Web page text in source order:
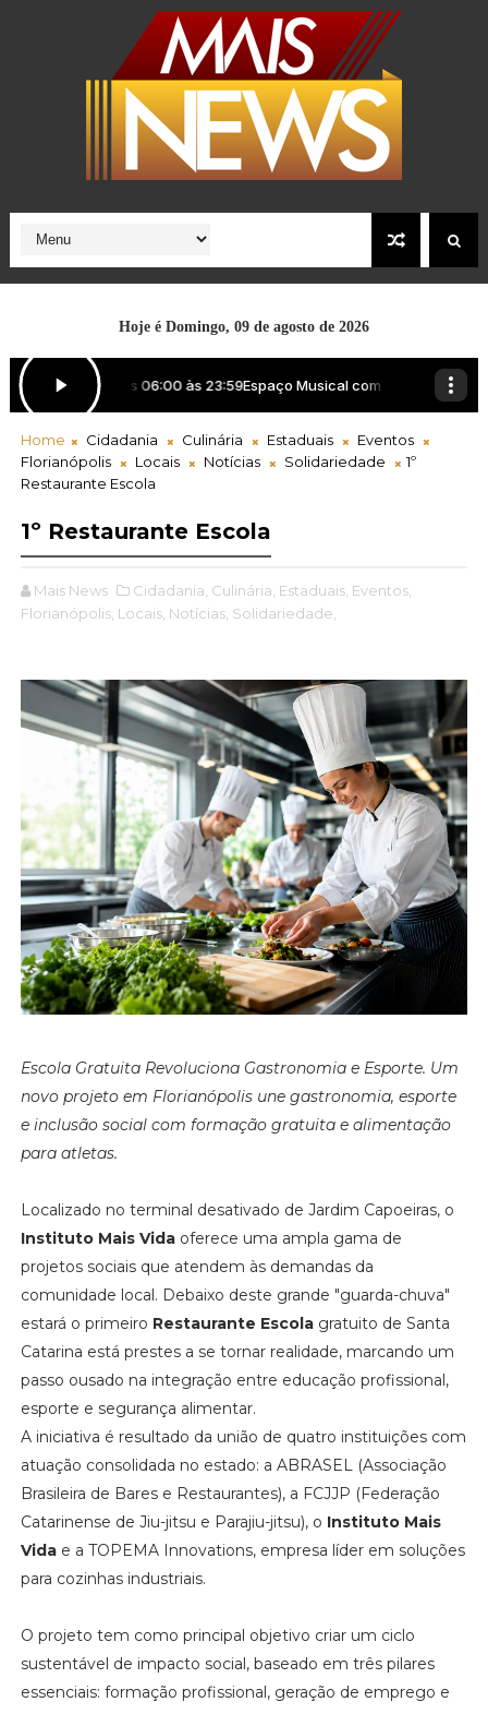
Hoje é Domingo, 09 de agosto de 2026
Home Cidadania Culinária Estaduais
Eventos
Florianópolis
Locais Notícias Solidariedade
1º
Restaurante Escola
1º Restaurante Escola
Mais News Cidadania, Culinária, Estaduais, Eventos,
Florianópolis, Locais, Notícias, Solidariedade,
Escola Gratuita Revoluciona Gastronomia e Esporte. Um
novo projeto em Florianópolis une gastronomia, esporte
e inclusão social com formação gratuita e alimentação
para atletas.
Localizado no terminal desativado de Jardim Capoeiras, o
Instituto Mais Vida oferece uma ampla gama de
projetos sociais que atendem às demandas da
comunidade local. Debaixo deste grande "guarda-chuva"
estará o primeiro Restaurante Escolagratuito de Santa
Catarina está prestes a se tornar realidade, marcando um
passo ousado na integração entre educação profissional,
esporte e segurança alimentar.
A iniciativa é resultado da união de quatro instituições com
atuação consolidada no estado: a ABRASEL (Associação
Brasileira de Bares e Restaurantes), a FCJJP (Federação
Catarinense de Jiu-jitsu e Parajiu-jitsu), o Instituto Mais
Vidae a TOPEMA Innovations, empresa líder em soluções
para cozinhas industriais.
O projeto tem como principal objetivo criar um ciclo
sustentável de impacto social, baseado em três pilares
essenciais: formação profissional, geração de emprego e